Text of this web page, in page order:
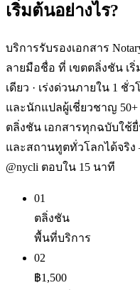
เริ่มต้นอย่างไร?
บริการรับรองเอกสาร
ลายมือชื่อ ที่ เขตตลิ่งชัน เริ่
เดียว · เร่งด่วนภายใน 1 ชั่
และนักแปลผู้เชี่ยวชาญ
ตลิ่งชัน เอกสารทุกฉบับใช้
และสถานทูตทั่วโลกได้จริง
@nycli ตอบใน 15 นาที
01
ตลิ่งชัน
พื้นที่บริการ
02
฿1,500